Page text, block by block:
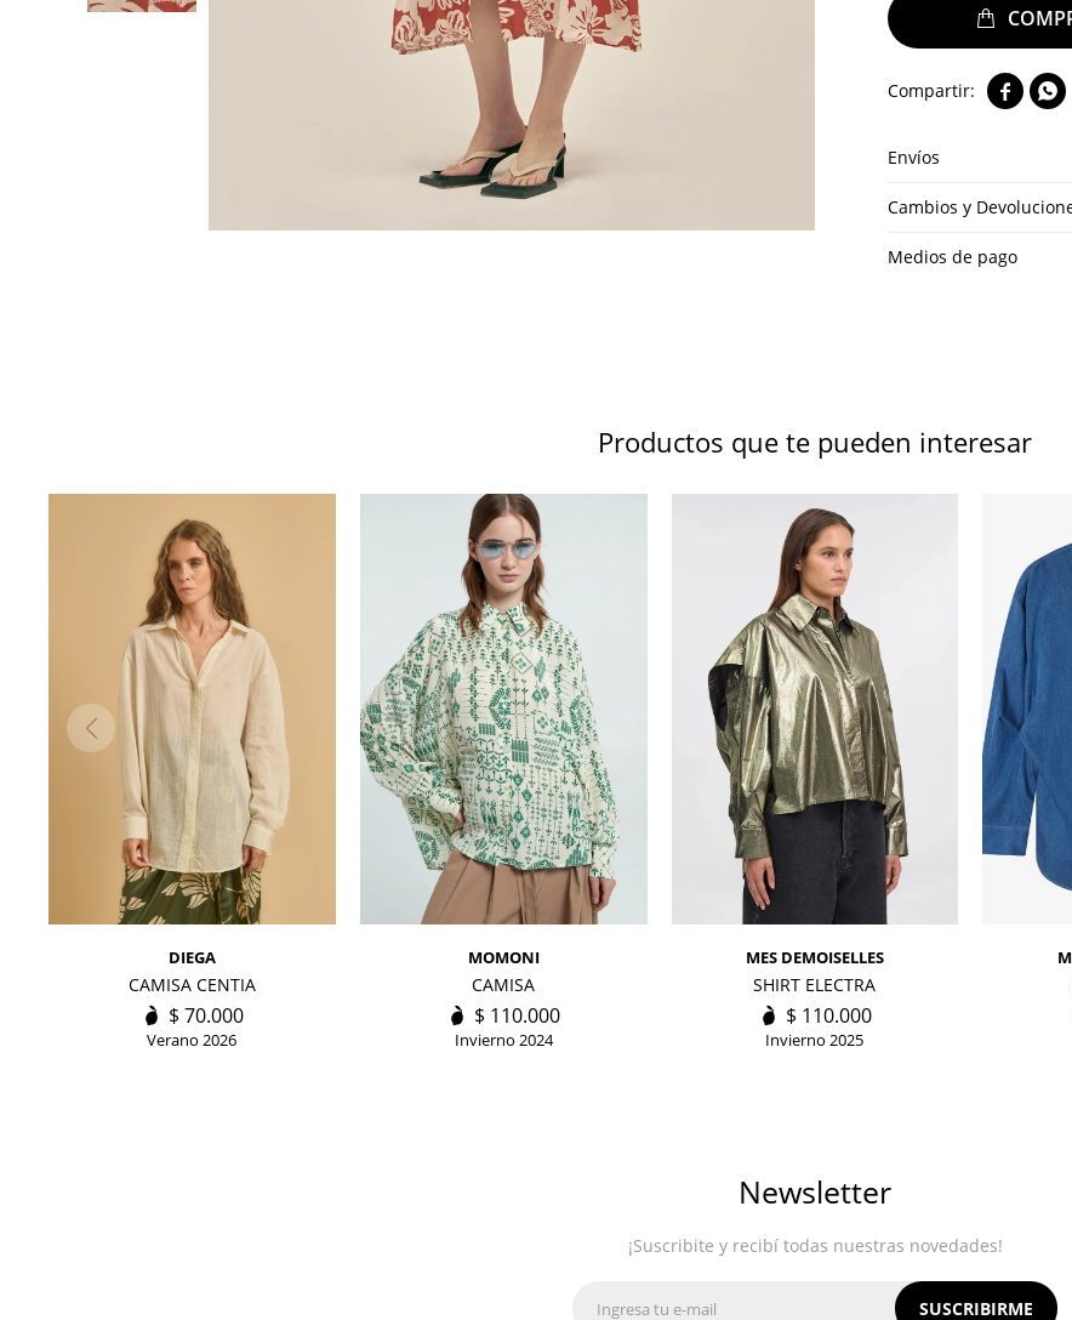
 
Envíos
Cambios y
Medios de pago
Productos que te pueden interesar
DIEGA
CAMISA CENTIA
$ 70.000
Verano 2026
MOMONI
CAMISA
$ 110.000
Invierno 2024
MES DEMOISELLES
SHIRT ELECTRA
$ 110.000
Invierno 2025
Newsletter
¡Suscribite y recibí todas nuestras novedades!
SUSCRIBIRME